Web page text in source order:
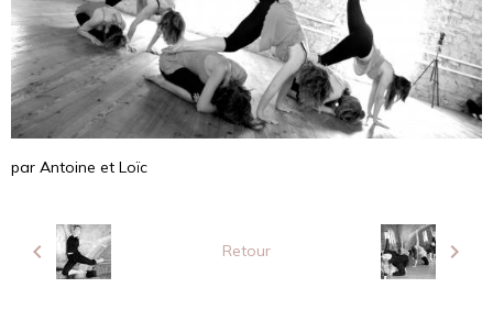
par Antoine et Loïc
Retour